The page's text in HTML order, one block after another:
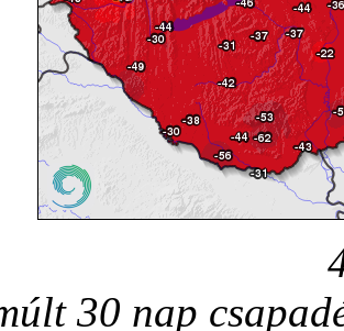
30 nap